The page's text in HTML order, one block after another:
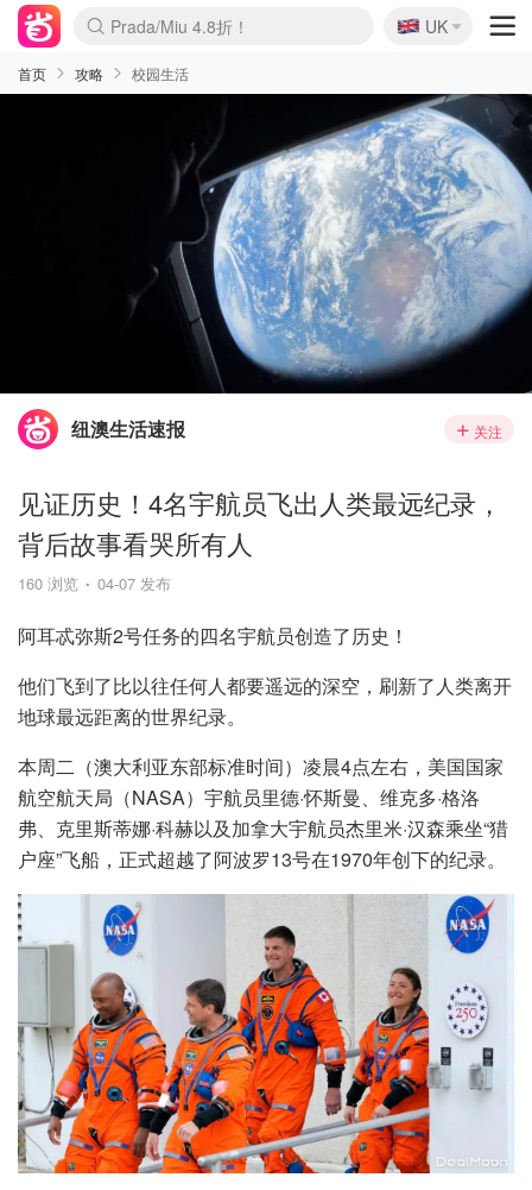
麦卢卡蜂蜜夏促！个位数！
Prada/Miu 4.8折！
啥？必胜客披萨5折！
🇬🇧
UK
首页 攻略 校园生活
纽澳生活速报 关注
见证历史！4名宇航员飞出人类最远纪录，
背后故事看哭所有人
160 浏览 04-07 发布
阿耳忒弥斯2号任务的四名宇航员创造了历史！
他们飞到了比以往任何人都要遥远的深空，刷新了人类离开
地球最远距离的世界纪录。
本周二（澳大利亚东部标准时间）凌晨4点左右，美国国家
航空航天局（NASA）宇航员里德·怀斯曼、维克多·格洛
弗、克里斯蒂娜·科赫以及加拿大宇航员杰里米·汉森乘坐“猎
户座”飞船，正式超越了阿波罗13号在1970年创下的纪录。